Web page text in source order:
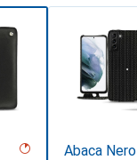
Abaca Nero